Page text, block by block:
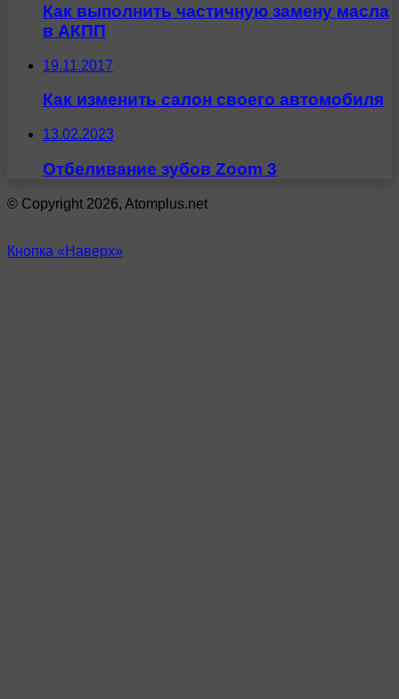
Как выполнить частичную замену масла
в АКПП
19.11.2017
Как изменить салон своего автомобиля
13.02.2023
Отбеливание зубов Zoom 3
© Copyright 2026, Atomplus.net
Кнопка «Наверх»